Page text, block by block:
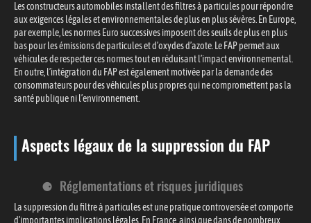
Les constructeurs automobiles installent des filtres à particules pour répondre
aux exigences légales et environnementales de plus en plus sévères. En Europe,
par exemple, les normes Euro successives imposent des seuils de plus en plus
bas pour les émissions de particules et d’oxydes d’azote. Le FAP permet aux
véhicules de respecter ces normes tout en réduisant l’impact environnemental.
En outre, l’intégration du FAP est également motivée par la demande des
consommateurs pour des véhicules plus propres qui ne compromettent pas la
santé publique ni l’environnement.
Aspects légaux de la suppression du FAP
Réglementations et risques juridiques
La suppression du filtre à particules est une pratique controversée et comporte
d’importantes implications légales. En France, ainsi que dans de nombreux